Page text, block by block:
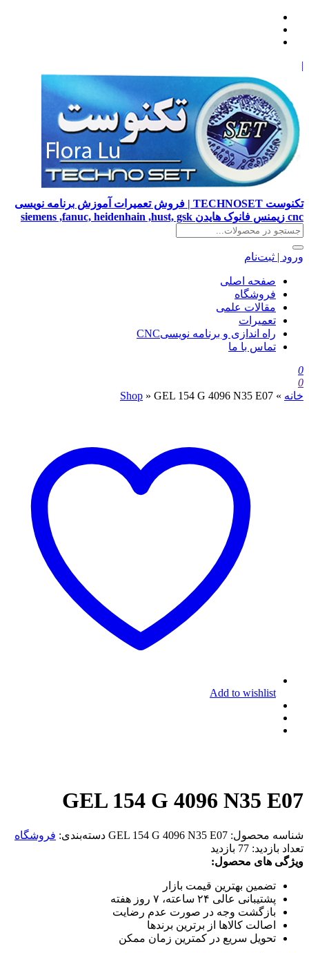
|
تکنوست TECHNOSET | فروش تعمیرات آموزش برنامه نویسی
cnc زیمنس فانوک هایدن siemens ,fanuc, heidenhain ,hust, gsk
ورود | ثبت‌نام
صفحه اصلی
فروشگاه
مقالات علمی
تعمیرات
راه اندازی و برنامه نویسیCNC
تماس با ما
0
0
خانه »
Shop » GEL 154 G 4096 N35 E07
Add to wishlist
GEL 154 G 4096 N35 E07
شناسه محصول: GEL 154 G 4096 N35 E07 دسته‌بندی: فروشگاه
تعداد بازدید: 77 بازدید
ویژگی های محصول:
تضمین بهترین قیمت بازار
پشتیبانی عالی ۲۴ ساعته، ۷ روز هفته
بازگشت وجه در صورت عدم رضایت
اصالت کالاها از برترین برندها
تحویل سریع در کمترین زمان ممکن